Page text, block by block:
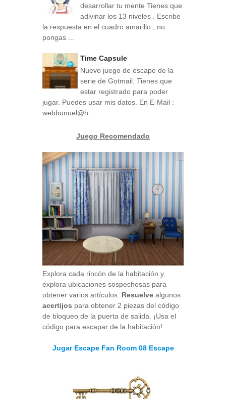
desarrollar tu mente Tienes que
adivinar los 13 niveles . Escribe
la respuesta en el cuadro amarillo , no
pongas ...
Time Capsule
Nuevo juego de escape de la
serie de Gotmail. Tienes que
estar registrado para poder
jugar. Puedes usar mis datos. En E-Mail :
webbunuel@h...
Juego Recomendado
Explora cada rincón de la habitación y
explora ubicaciones sospechosas para
obtener varios artículos. Resuelve algunos
acertijos para obtener 2 piezas del código
de bloqueo de la puerta de salida. ¡Usa el
código para escapar de la habitación!
Jugar Escape Fan Room 08 Escape